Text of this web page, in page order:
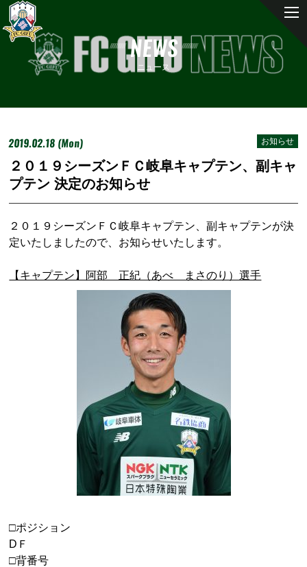
NEWS
ニュース
2019.02.18 (Mon) お知らせ
２０１９シーズンＦＣ岐阜キャプテン、副キャ
プテン 決定のお知らせ
２０１９シーズンＦＣ岐阜キャプテン、副キャプテンが決
定いたしましたので、お知らせいたします。
【キャプテン】阿部 正紀（あべ まさのり）選手
□ポジション
D Ｆ
□背番号